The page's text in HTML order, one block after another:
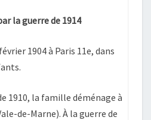
la guerre de 1914
1904 à Paris 11e, dans
1910, la famille déménage à
de-Marne). À la guerre de